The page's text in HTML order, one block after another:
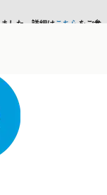
した。詳細はこちら をご参